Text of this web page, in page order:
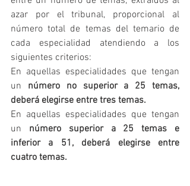
azar por el tribunal, proporcional al
número total de temas del temario de
cada especialidad atendiendo a los
siguientes criterios:
En aquellas especialidades que tengan
un número no superior a 25 temas,
deberá elegirse entre tres temas.
En aquellas especialidades que tengan
un número superior a 25 temas e
inferior a 51, deberá elegirse entre
cuatro temas.